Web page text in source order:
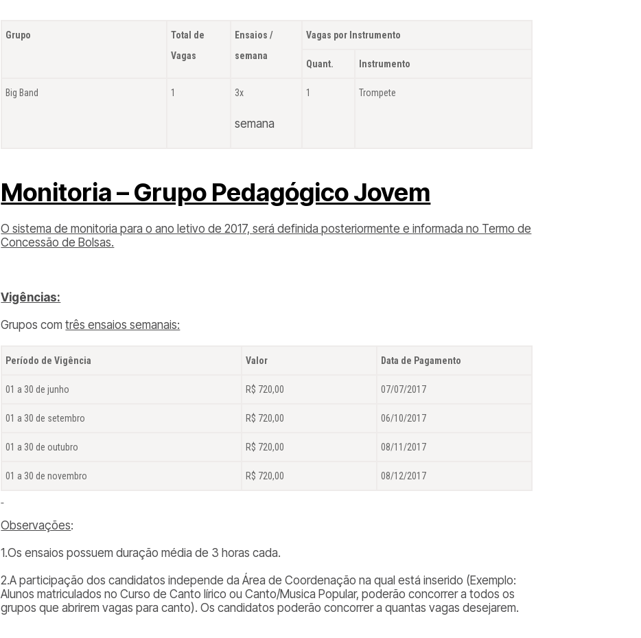
Grupo
Total de
Vagas
Ensaios /
semana
Vagas por Instrumento
Quant. Instrumento
Big Band 1 3x
semana
1 Trompete
Monitoria – Grupo Pedagógico Jovem
O sistema de monitoria para o ano letivo de 2017, será definida posteriormente e informada no Termo de
Concessão de Bolsas.
Vigências:
Grupos comtrês ensaios semanais:
Período de Vigência Valor Data de Pagamento
01 a 30 de junho R$ 720,00 07/07/2017
01 a 30 de setembro R$ 720,00 06/10/2017
01 a 30 de outubro R$ 720,00 08/11/2017
01 a 30 de novembro R$ 720,00 08/12/2017
Observações:
1.Os ensaios possuem duração média de 3 horas cada.
2.A participação dos candidatos independe da Área de Coordenação na qual está inserido (Exemplo:
Alunos matriculados no Curso de Canto lírico ou Canto/Musica Popular, poderão concorrer a todos os
grupos que abrirem vagas para canto). Os candidatos poderão concorrer a quantas vagas desejarem.